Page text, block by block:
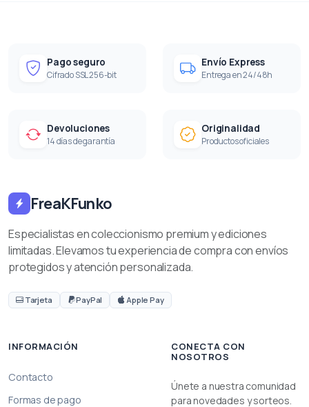
Pago seguro
Cifrado SSL 256-bit
Envío Express
Entrega en 24/48h
Devoluciones
14 días de garantía
Originalidad
Productos oficiales
FreaKFunko
Especialistas en coleccionismo premium y ediciones
limitadas. Elevamos tu experiencia de compra con envíos
protegidos y atención personalizada.
Tarjeta PayPal Apple Pay
INFORMACIÓN
Contacto
Formas de pago
CONECTA CON
NOSOTROS
Únete a nuestra comunidad
para novedades y sorteos.